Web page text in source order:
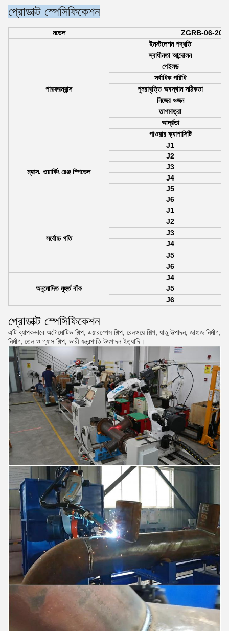
প্রোডাক্ট স্পেসিফিকেশন
মডেল ZGRB-06-
পারফরম্যান্স
ইনস্টলেশন পদ্ধতি
স্বাধীনতা আন্দোলন
পেইলড
সর্বাধিক পরিধি
পুনরাবৃত্তি অবস্থান সঠিকতা
নিজের ওজন
তাপমাত্রা
আর্দ্রতা
পাওয়ার ক্যাপাসিটি
ম্যাক্স. ওয়ার্কিং রেঞ্জ স্পিভেল
J1
J2
J3
J4
J5
J6
সর্বোচ্চ গতি
J1
J2
J3
J4
J5
J6
অনুমোদিত মুহুর্ত বাঁক
J4
J5
J6
প্রোডাক্ট স্পেসিফিকেশন
এটি ব্যাপকভাবে অটোমোটিভ শিল্প, এয়ারস্পেস শিল্প, রেলওয়ে শিল্প, ধাতু উত্পাদন, জাহাজ নির্মাণ,
নির্মাণ, তেল ও গ্যাস শিল্প, ভারী যন্ত্রপাতি উৎপাদন ইত্যাদি।